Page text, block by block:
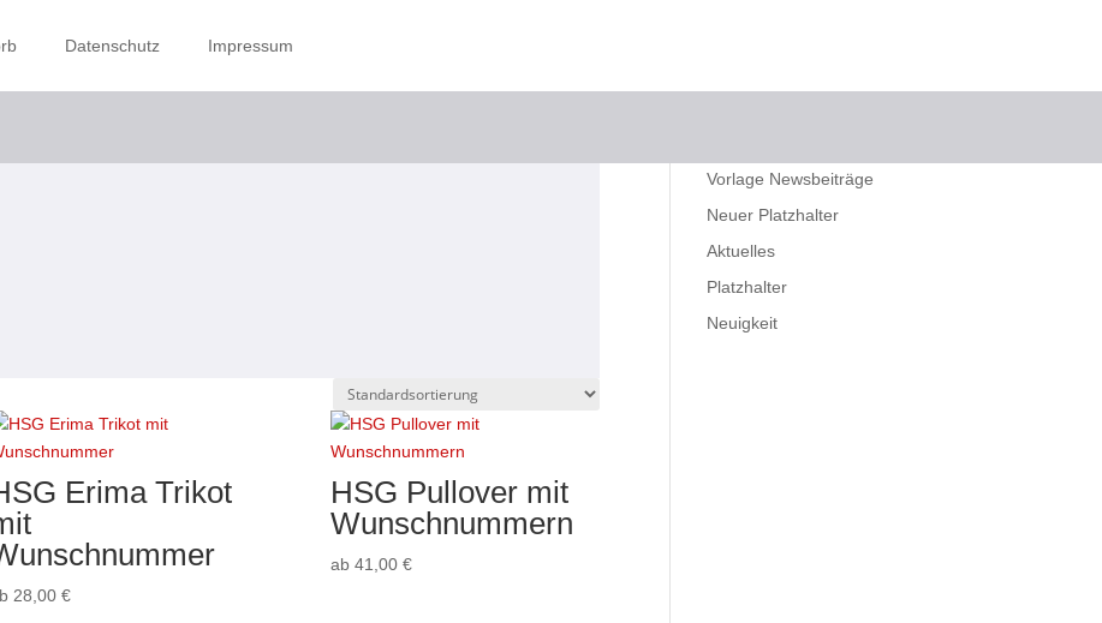
Datenschutz Impressum
Erima Trikot
28,00 €
HSG Pullover mit
Wunschnummern
ab 41,00 €
WEITERE
Vorlage Newsbeiträge
Neuer Platzhalter
Aktuelles
Platzhalter
Neuigkeit